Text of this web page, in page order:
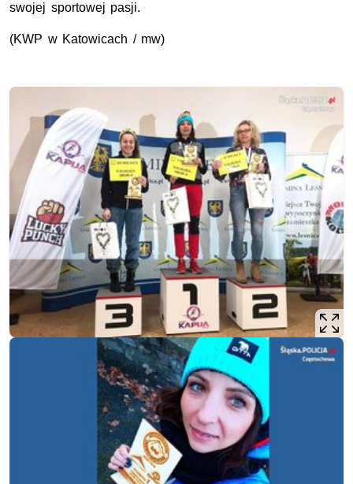
swojej sportowej pasji.
(KWP w Katowicach / mw)